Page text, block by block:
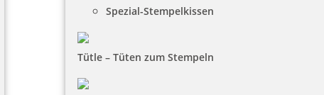
Spezial-Stempelkissen
Tütle – Tüten zum Stempeln